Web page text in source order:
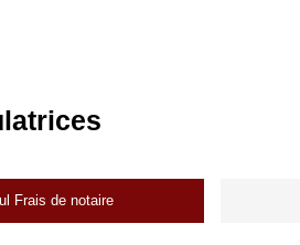
Frais de notaire